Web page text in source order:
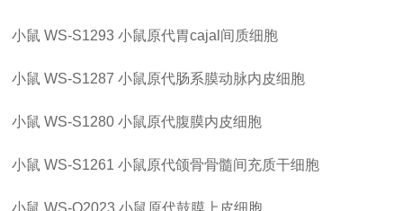
小鼠 WS-S1293 小鼠原代胃cajal间质细胞
小鼠 WS-S1287 小鼠原代肠系膜动脉内皮细胞
小鼠 WS-S1280 小鼠原代腹膜内皮细胞
小鼠 WS-S1261 小鼠原代颌骨骨髓间充质干细胞
小鼠 WS-Q2023 小鼠原代鼓膜上皮细胞